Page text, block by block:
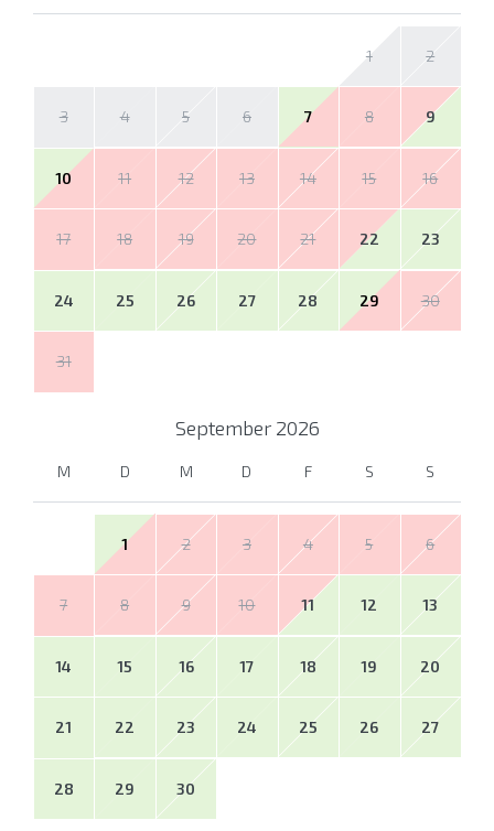
1 2
3 4 5 6 7 8 9
10 11 12 13 14 15 16
17 18 19 20 21 22 23
24 25 26 27 28 29 30
31
September 2026
M D M D F S S
1 2 3 4 5 6
7 8 9 10 11 12 13
14 15 16 17 18 19 20
21 22 23 24 25 26 27
28 29 30